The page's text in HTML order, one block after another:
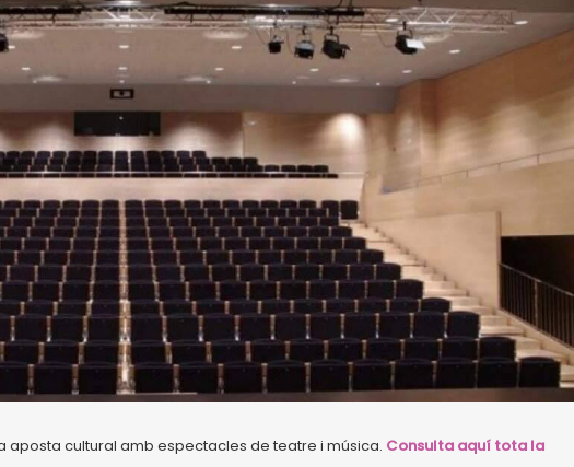
aposta cultural amb espectacles de teatre i música. Consulta aquí tota la